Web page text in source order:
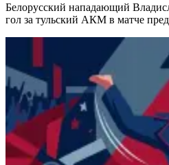
Белорусский нападающий
гол за тульский АКМ в матче